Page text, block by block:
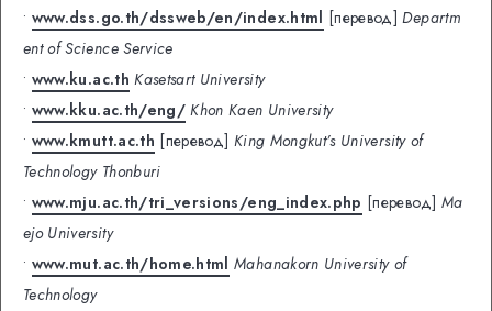
• www.dss.go.th/dssweb/en/index.html [перевод] Departm
ent of Science Service
• www.ku.ac.th Kasetsart University
• www.kku.ac.th/eng/ Khon Kaen University
• www.kmutt.ac.th [перевод] King Mongkut’s University of
Technology Thonburi
• www.mju.ac.th/tri_versions/eng_index.php [перевод] Ma
ejo University
• www.mut.ac.th/home.html Mahanakorn University of
Technology